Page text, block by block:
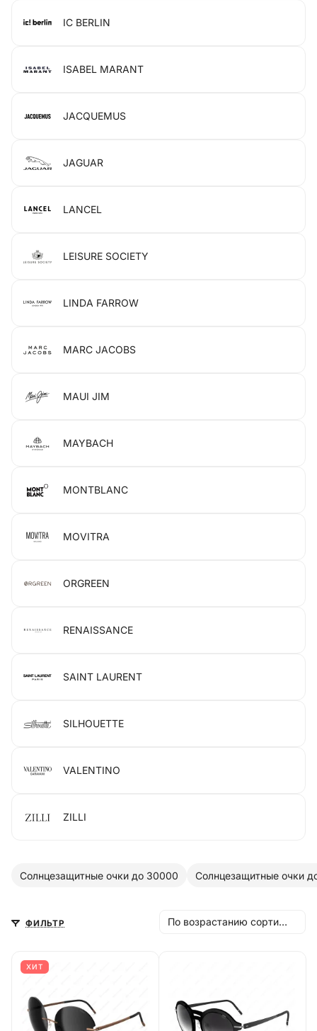
IC BERLIN
ISABEL MARANT
JACQUEMUS
JAGUAR
LANCEL
LEISURE SOCIETY
LINDA FARROW
MARC JACOBS
MAUI JIM
MAYBACH
MONTBLANC
MOVITRA
ORGREEN
RENAISSANCE
SAINT LAURENT
SILHOUETTE
VALENTINO
ZILLI
Солнцезащитные очки до 30000 Солнцезащитные очки
ФИЛЬТР По возрастанию сортировки
ХИТ